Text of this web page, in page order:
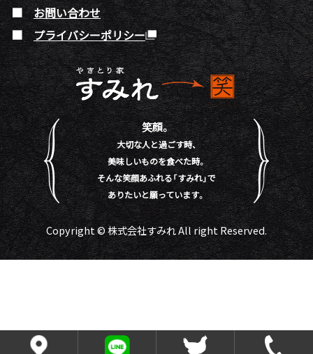
お問い合わせ
プライバシーポリシー
笑顔。
大切な人と過ごす時、
美味しいものを食べた時。
そんな笑顔あふれる「すみれ」で
ありたいと願っています。
Copyright © 株式会社すみれ All right Reserved.